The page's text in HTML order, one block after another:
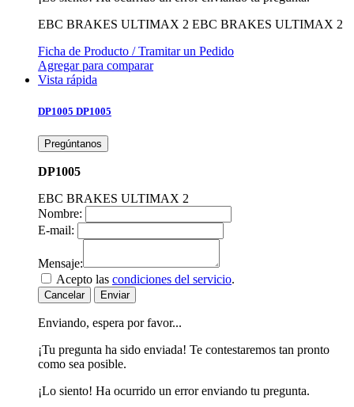
EBC BRAKES ULTIMAX 2 EBC BRAKES ULTIMAX 2
Ficha de Producto / Tramitar un Pedido
Agregar para comparar
Vista rápida
DP1005 DP1005
Pregúntanos
DP1005
EBC BRAKES ULTIMAX 2
Nombre:
E-mail:
Mensaje:
Acepto las condiciones del servicio.
Cancelar Enviar
Enviando, espera por favor...
¡Tu pregunta ha sido enviada! Te contestaremos tan pronto
como sea posible.
¡Lo siento! Ha ocurrido un error enviando tu pregunta.